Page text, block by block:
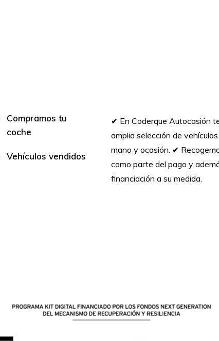
Compramos tu
coche
Vehículos vendidos
✔︎ En Coderque Autocasión
amplia selección de
mano y ocasión. ✔︎
como parte del pago y
financiación a su medida.